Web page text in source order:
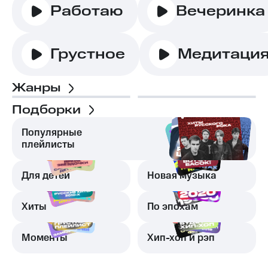
Работаю Вечеринка
Грустное
Жанры
Подборки
Популярные
плейлисты
Для детей Новая музыка
Хиты По эпохам
Моменты Хип-хоп и рэп